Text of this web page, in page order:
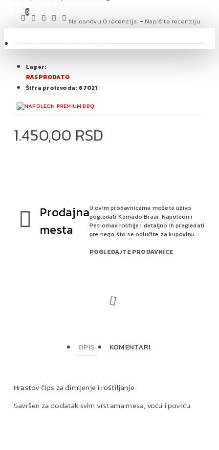
0
Vaša korpa je još uvek prazna!
Na osnovu 0 recenzija. - Napišite recenziju
1.450,00 RSD
Lager:
RASPRODATO
Šifra proizvoda: 67021
Prodajna
mesta
U ovim prodavnicama možete uživo
pogledati Kamado Braai, Napoleon i
Petromax roštilje i detaljno ih pregledati
pre nego što se odlučite za kupovinu.
POGLEDAJTE PRODAVNICE
OPIS KOMENTARI
Hrastov čips za dimljenje i roštiljanje.
Savršen za dodatak svim vrstama mesa, voću i povrću.